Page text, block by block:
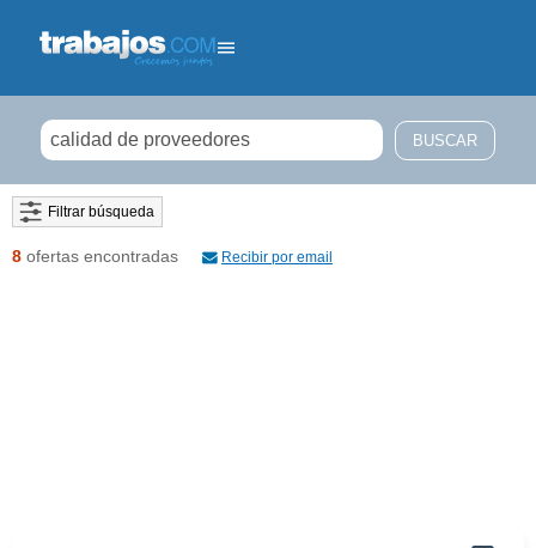
Filtrar búsqueda
8 ofertas encontradas Recibir por email